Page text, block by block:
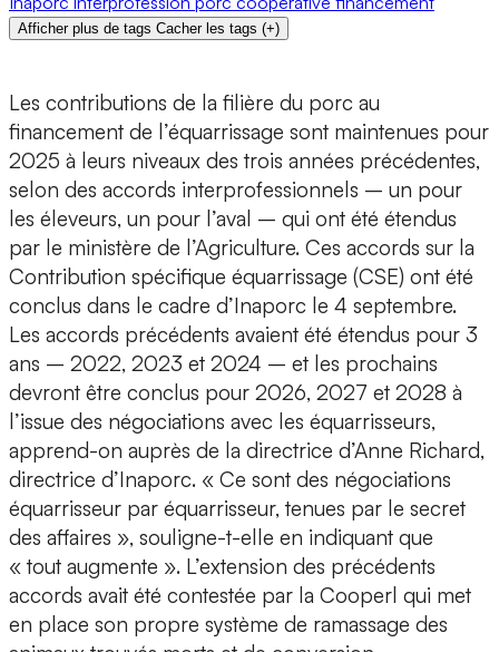
Afficher plus de tags Cacher les tags (+)
Les contributions de la filière du porc au
financement de l’équarrissage sont maintenues pour
2025 à leurs niveaux des trois années précédentes,
selon des accords interprofessionnels – un pour
les éleveurs, un pour l’aval – qui ont été étendus
par le ministère de l’Agriculture. Ces accords sur la
Contribution spécifique équarrissage (CSE) ont été
conclus dans le cadre d’Inaporc le 4 septembre.
Les accords précédents avaient été étendus pour 3
ans – 2022, 2023 et 2024 – et les prochains
devront être conclus pour 2026, 2027 et 2028 à
l’issue des négociations avec les équarrisseurs,
apprend-on auprès de la directrice d’Anne Richard,
directrice d’Inaporc. « Ce sont des négociations
équarrisseur par équarrisseur, tenues par le secret
des affaires », souligne-t-elle en indiquant que
« tout augmente ». L’extension des précédents
accords avait été contestée par la Cooperl qui met
en place son propre système de ramassage des